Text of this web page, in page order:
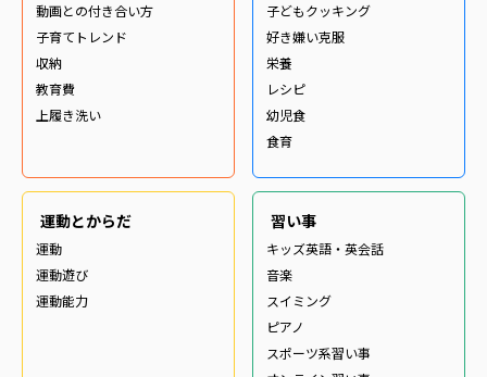
動画との付き合い方
子育てトレンド
収納
教育費
上履き洗い
子どもクッキング
好き嫌い克服
栄養
レシピ
幼児食
食育
運動とからだ
運動
運動遊び
運動能力
習い事
キッズ英語・英会話
音楽
スイミング
ピアノ
スポーツ系習い事